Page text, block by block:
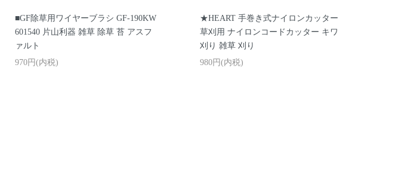
■GF除草用ワイヤーブラシ GF-190KW
601540 片山利器 雑草 除草 苔 アスフ
ァルト
970円(内税)
★HEART 手巻き式ナイロンカッター
草刈用 ナイロンコードカッター キワ
刈り 雑草 刈り
980円(内税)